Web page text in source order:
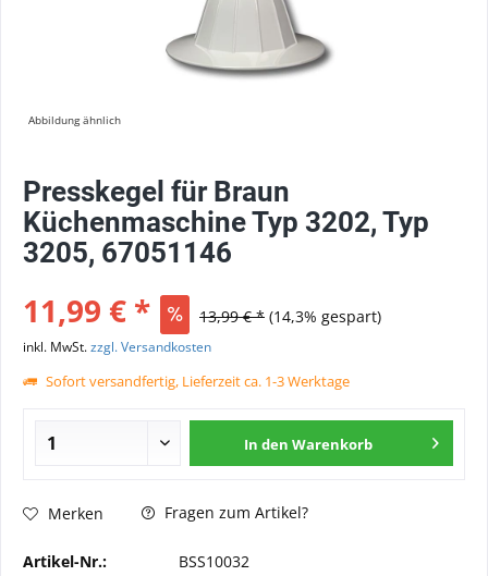
Abbildung ähnlich
Presskegel für Braun
Küchenmaschine Typ 3202, Typ
3205, 67051146
11,99 € * 13,99 € * (14,3% gespart)
inkl. MwSt.zzgl. Versandkosten
Sofort versandfertig, Lieferzeit ca. 1-3 Werktage
In den Warenkorb
Merken Fragen zum Artikel?
Artikel-Nr.:
BSS10032